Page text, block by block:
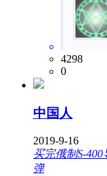
4298
0
中国人
2019-9-16
买完俄制S-
弹